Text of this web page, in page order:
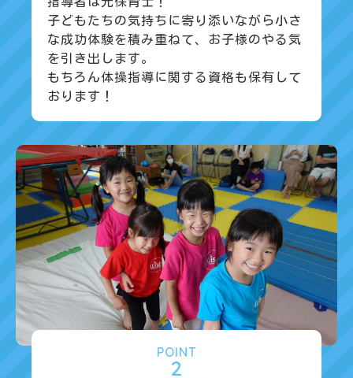
子どもたちの気持ちに寄り添いながら小さ
な成功体験を積み重ねて、お子様のやる気
を引き出します。
もちろん体操指導に関する資格も保有して
おります！
POINT
2